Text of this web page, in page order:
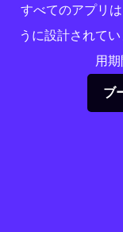
すべてのアプリ
うに設計されて
用期
ブ